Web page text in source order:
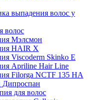
выпадения волос у
волос
Мэлсмон
HAIR X
Viscoderm Skinko E
Apriline Hair Line
Filorga NCTF 135 HA
для волос